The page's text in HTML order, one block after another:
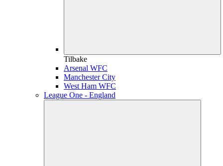
Tilbake
Arsenal WFC
Manchester City
West Ham WFC
League One - England